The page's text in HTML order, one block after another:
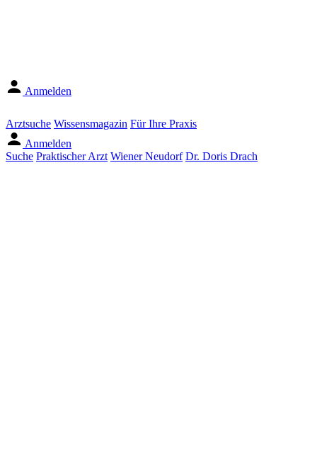
Anmelden
Arztsuche Wissensmagazin Für Ihre Praxis
Anmelden
Suche Praktischer Arzt Wiener Neudorf Dr. Doris Drach